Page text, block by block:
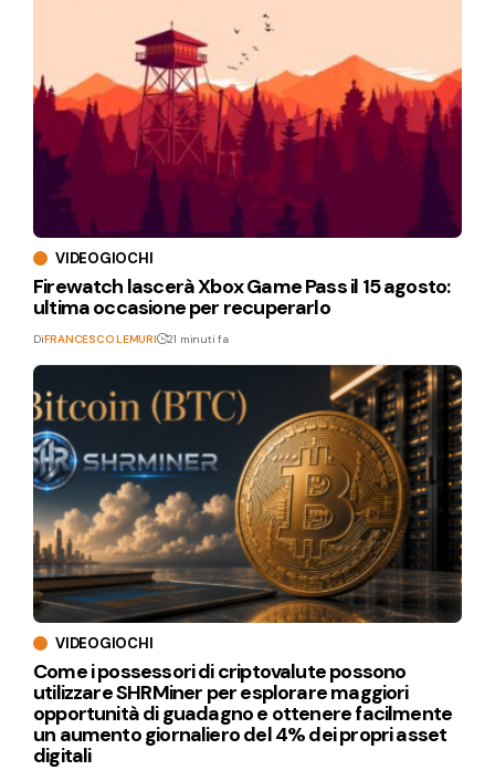
VIDEOGIOCHI
Firewatch lascerà Xbox Game Pass il 15 agosto:
ultima occasione per recuperarlo
DiFRANCESCO LEMURI 21 minuti fa
VIDEOGIOCHI
Come i possessori di criptovalute possono
utilizzare SHRMiner per esplorare maggiori
opportunità di guadagno e ottenere facilmente
un aumento giornaliero del 4% dei propri asset
digitali